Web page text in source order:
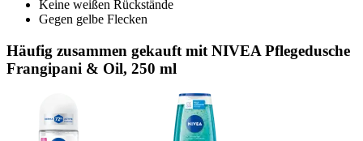
Keine weißen Rückstände
Gegen gelbe Flecken
Häufig zusammen gekauft mit NIVEA Pflegedusche
Frangipani & Oil, 250 ml